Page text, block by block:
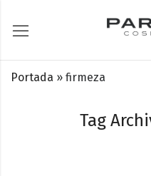
Tag
Portada » firmeza